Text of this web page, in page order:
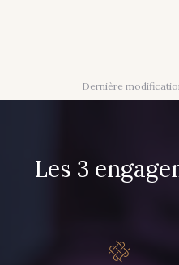
Dernière
Les 3